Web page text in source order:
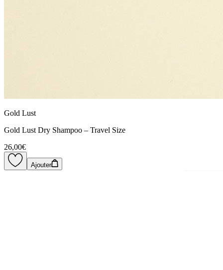
Gold Lust
Gold Lust Dry Shampoo – Travel Size
26,00€
Ajouter